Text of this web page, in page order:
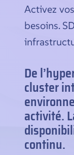
Activez
besoins.
De
cluster
activité.
continu.